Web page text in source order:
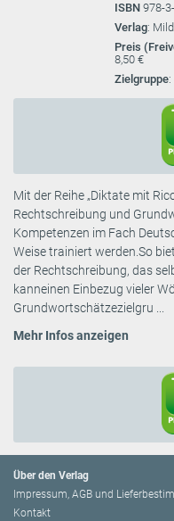
ISBN 978-
Verlag:
Preis
8,50 €
Zielgruppe
Mit der Reihe „Diktate mit
Rechtschreibung und
Kompetenzen im Fach
Weise trainiert werden.So
der Rechtschreibung, das
kanneinen Einbezug vieler
Grundwortschätzezielgru ...
Mehr Infos anzeigen
Über den Verlag
Impressum, AGB und
Kontakt